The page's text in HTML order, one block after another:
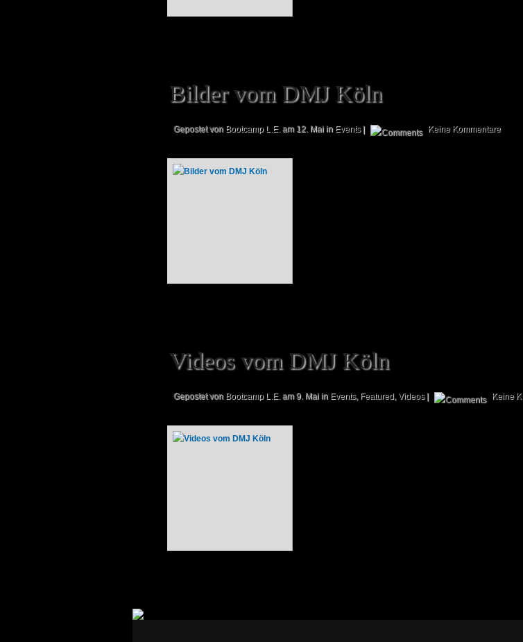
Bilder vom DMJ Köln
Gepostet von Bootcamp L.E. am 12. Mai in Events| Keine Kommentare
Videos vom DMJ Köln
Gepostet von Bootcamp L.E. am 9. Mai in Events, Featured, Videos| Keine